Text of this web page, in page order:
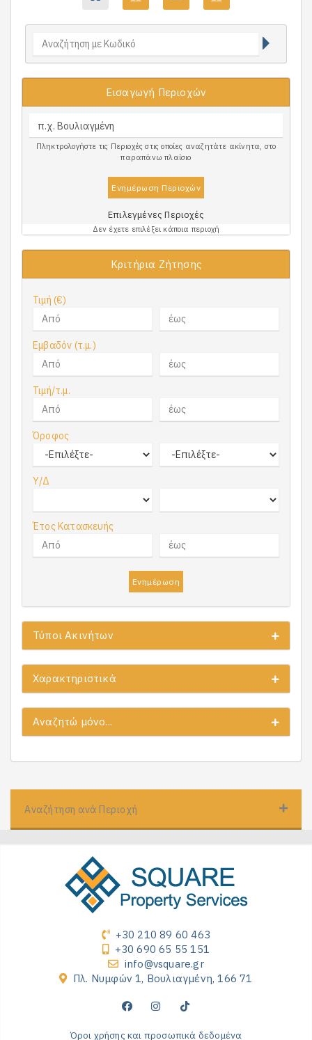
Εισαγωγή Περιοχών
Πληκτρολογήστε τις Περιοχές στις οποίες αναζητάτε ακίνητα, στο
παραπάνω πλαίσιο
Ενημέρωση Περιοχών
Επιλεγμένες Περιοχές
Δεν έχετε επιλέξει κάποια περιοχή
Κριτήρια Ζήτησης
Τιμή (€)
Εμβαδόν (τ.μ.)
Τιμή/τ.μ.
Όροφος
Υ/Δ
Έτος Κατασκευής
Ενημέρωση
Τύποι Ακινήτων
Χαρακτηριστικά
Αναζητώ μόνο...
Αναζήτηση ανά Περιοχή
+30 210 89 60 463
+30 690 65 55 151
info@vsquare.gr
Πλ. Νυμφών 1, Βουλιαγμένη, 166 71
Όροι χρήσης και προσωπικά δεδομένα